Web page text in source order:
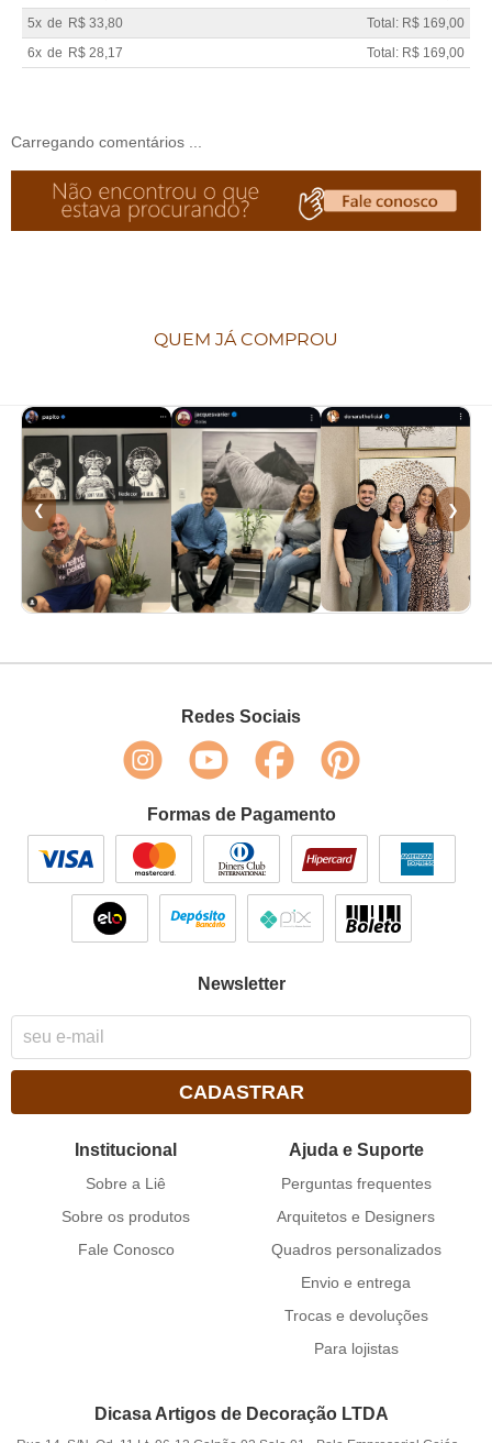
5x de R$ 33,80
Total: R$ 169,00
6x de R$ 28,17 Total: R$ 169,00
Carregando comentários ...
QUEM JÁ COMPROU
❮ ❯
Redes Sociais
Formas de Pagamento
Newsletter
CADASTRAR
Institucional
Sobre a Liê
Sobre os produtos
Fale Conosco
Ajuda e Suporte
Perguntas frequentes
Arquitetos e Designers
Quadros personalizados
Envio e entrega
Trocas e devoluções
Para lojistas
Dicasa Artigos de Decoração LTDA